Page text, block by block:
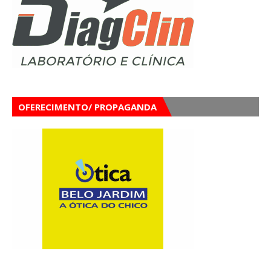
OFERECIMENTO/ PROPAGANDA